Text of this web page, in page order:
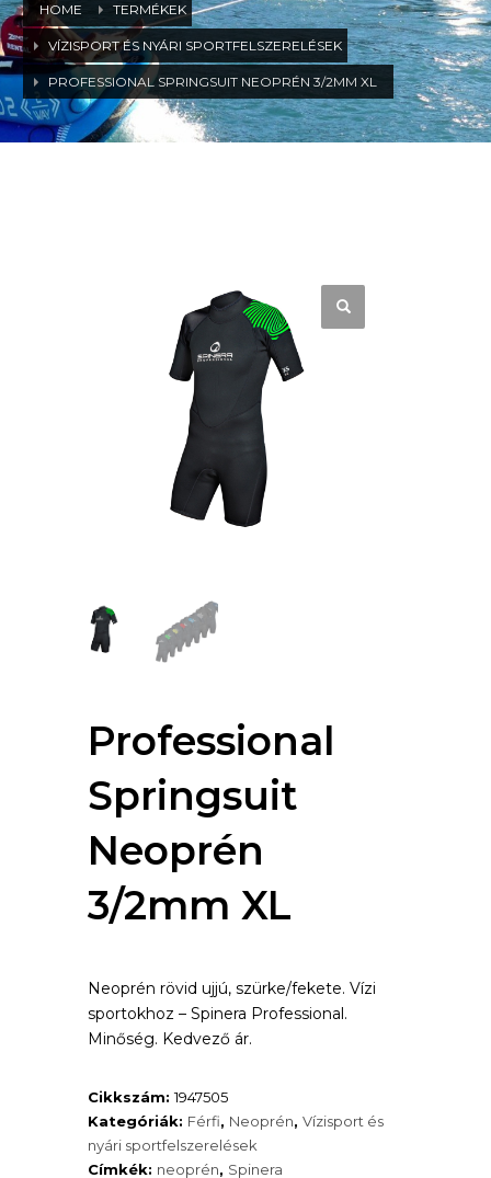
HOME TERMÉKEK
VÍZISPORT ÉS NYÁRI SPORTFELSZERELÉSEK
PROFESSIONAL SPRINGSUIT NEOPRÉN 3/2MM XL
Professional
Springsuit
Neoprén
3/2mm XL
Neoprén rövid ujjú, szürke/fekete. Vízi
sportokhoz – Spinera Professional.
Minőség. Kedvező ár.
Cikkszám:1947505
Kategóriák: Férfi, Neoprén, Vízisport és
nyári sportfelszerelések
Címkék: neoprén, Spinera